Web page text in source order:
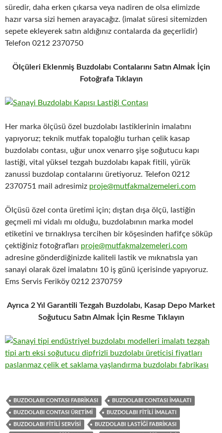
süredir, daha erken çıkarsa veya nadiren de olsa elimizde
hazır varsa sizi hemen arayacağız. (imalat süresi sitemizden
sepete ekleyerek satın aldığınız contalarda da geçerlidir)
Telefon 0212 2370750
Ölçüleri Eklenmiş Buzdolabı Contalarını Satın Almak İçin
Fotoğrafa Tıklayın
Her marka ölçüsü özel buzdolabı lastiklerinin imalatını
yapıyoruz; teknik mutfak topaloğlu turhan çelik kasap
buzdolabı contası, uğur unox venarro şişe soğutucu kapı
lastiği, vital yüksel tezgah buzdolabı kapak fitili, yürük
zanussi buzdolap contalarını üretiyoruz. Telefon 0212
2370751 mail adresimiz proje@mutfakmalzemeleri.com
Ölçüsü özel conta üretimi için; dıştan dışa ölçü, lastiğin
geçmeli mi vidalı mı olduğu, buzdolabının marka model
etiketini ve tırnaklıysa tercihen bir köşesinden hafifçe söküp
çektiğiniz fotoğrafları proje@mutfakmalzemeleri.com
adresine gönderdiğinizde kaliteli lastik ve mıknatısla yan
sanayi olarak özel imalatını 10 iş günü içerisinde yapıyoruz.
Ems Servis Feriköy 0212 2370759
Ayrıca 2 Yıl Garantili Tezgah Buzdolabı, Kasap Depo Market
Soğutucu Satın Almak İçin Resme Tıklayın
BUZDOLABI CONTASI FABRIKASI BUZDOLABI CONTASI IMALATI
BUZDOLABI CONTASI ÜRETIMI BUZDOLABI FITILI IMALATI
BUZDOLABI FITILI SERVISI BUZDOLABI LASTIĞI FABRIKASI